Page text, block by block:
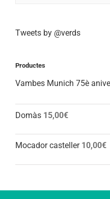
Tweets by @verds
Productes
Vambes Munich 75è
Domàs 15,00€
Mocador casteller 10,00€